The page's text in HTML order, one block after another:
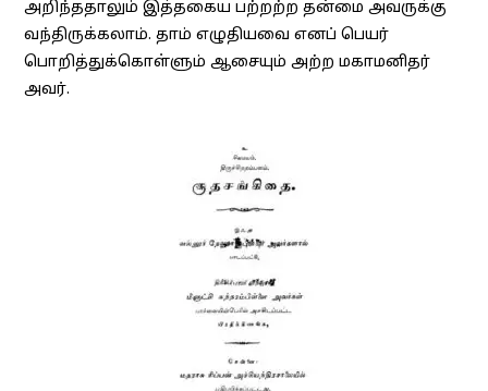
அறிந்ததாலும் இத்தகைய பற்றற்ற தன்மை அவருக்கு
வந்திருக்கலாம். தாம் எழுதியவை எனப் பெயர்
பொறித்துக்கொள்ளும் ஆசையும் அற்ற மகாமனிதர்
அவர்.